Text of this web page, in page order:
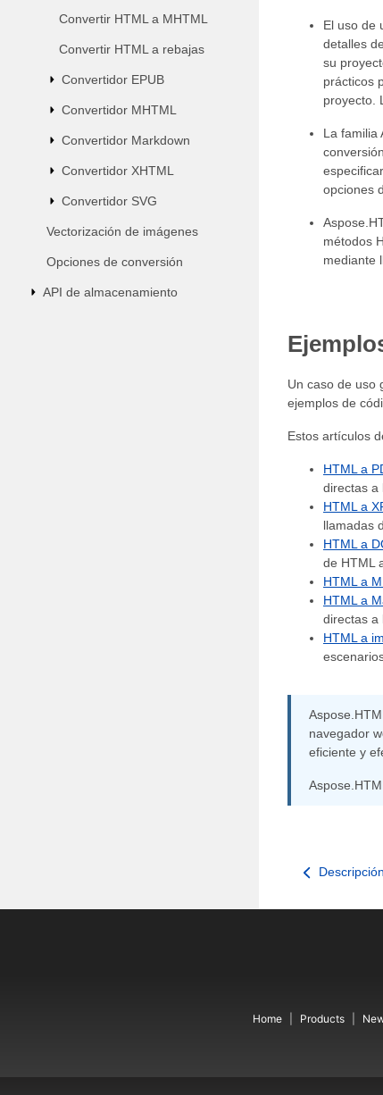
Convertir HTML a MHTML
Convertir HTML a rebajas
Convertidor EPUB
Convertidor MHTML
Convertidor Markdown
Convertidor XHTML
Convertidor SVG
Vectorización de imágenes
Opciones de conversión
API de almacenamiento
El uso de
detalles
su
prácticos
proyecto.
La familia
opciones
métodos
mediante
Un caso de uso
ejemplos de
Estos artículos
HTML a
directas a
HTML a
llamadas
HTML a
de HTML
HTML a
HTML a
directas a
HTML a
navegador
eficiente y
Home Products